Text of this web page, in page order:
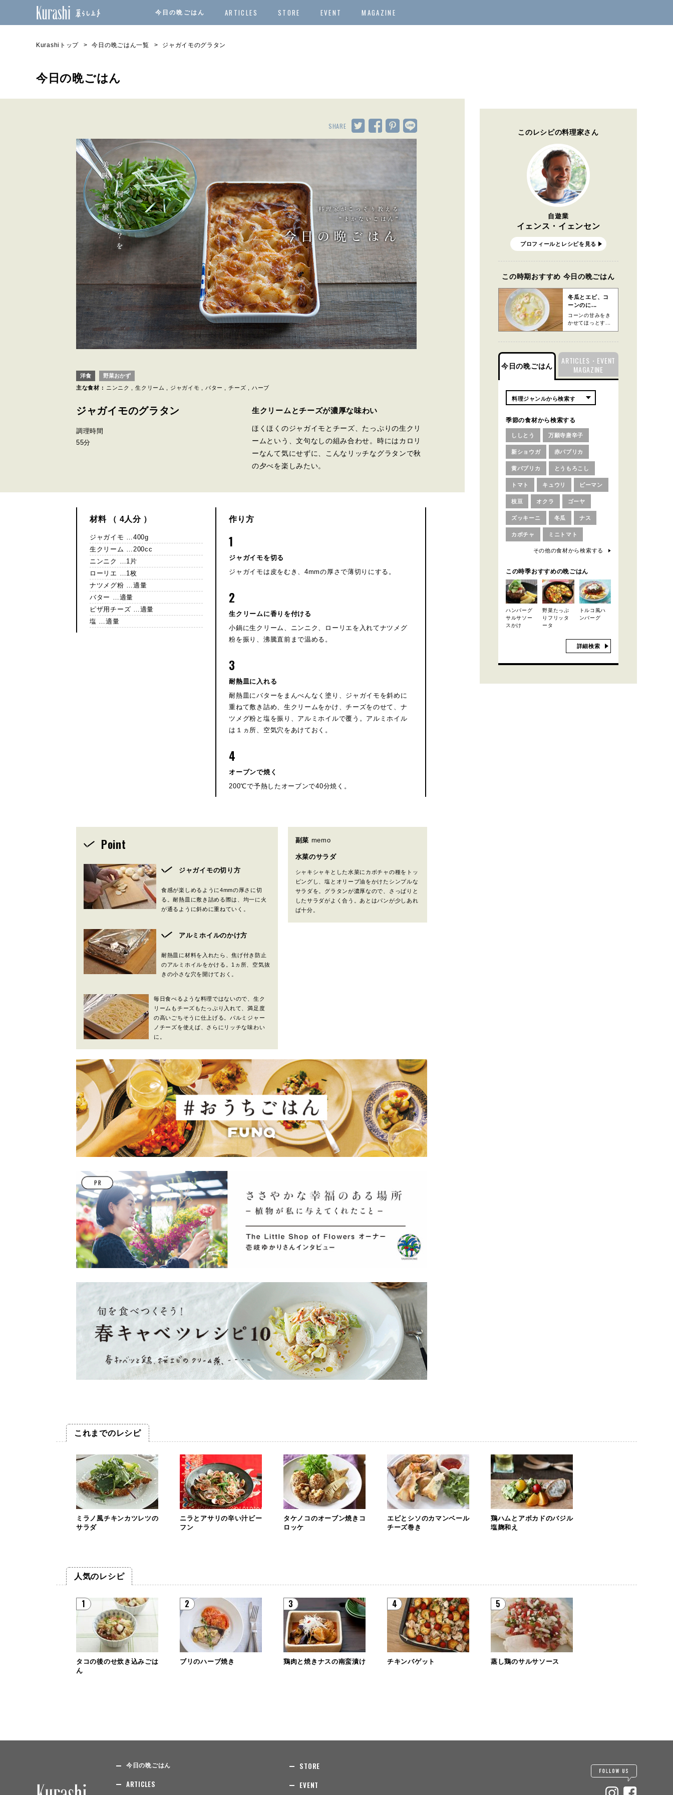
今日の晩ごはん ARTICLES STORE EVENT MAGAZINE
Kurashiトップ 今日の晩ごはん一覧 ジャガイモのグラタン
今日の晩ごはん
SHARE
洋食
野菜おかず
主な食材 :
ニンニク 生クリーム ジャガイモ バター チーズ ハーブ
ジャガイモのグラタン
調理時間
55分
生クリームとチーズが濃厚な味わい
ほくほくのジャガイモとチーズ、たっぷりの生クリ
ームという、文句なしの組み合わせ。時にはカロリ
ーなんて気にせずに、こんなリッチなグラタンで秋
の夕べを楽しみたい。
材料 （ 4人分 ）
ジャガイモ …400g
生クリーム …200cc
ニンニク …1片
ローリエ …1枚
ナツメグ粉 …適量
バター …適量
ピザ用チーズ …適量
塩 …適量
作り方
1
ジャガイモを切る
ジャガイモは皮をむき、4mmの厚さで薄切りにする。
2
生クリームに香りを付ける
小鍋に生クリーム、ニンニク、ローリエを入れてナツメグ
粉を振り、沸騰直前まで温める。
3
耐熱皿に入れる
耐熱皿にバターをまんべんなく塗り、ジャガイモを斜めに
重ねて敷き詰め、生クリームをかけ、チーズをのせて、ナ
ツメグ粉と塩を振り、アルミホイルで覆う。アルミホイル
は１ヵ所、空気穴をあけておく。
4
オーブンで焼く
200℃で予熱したオーブンで40分焼く。
Point
ジャガイモの切り方
食感が楽しめるように4mmの厚さに切
る。耐熱皿に敷き詰める際は、均一に火
が通るように斜めに重ねていく。
アルミホイルのかけ方
耐熱皿に材料を入れたら、焦げ付き防止
のアルミホイルをかける。1ヵ所、空気抜
きの小さな穴を開けておく。
毎日食べるような料理ではないので、生ク
リームもチーズもたっぷり入れて、満足度
の高いごちそうに仕上げる。パルミジャー
ノチーズを使えば、さらにリッチな味わい
に。
副菜 memo
水菜のサラダ
シャキシャキとした水菜にカボチャの種をトッ
ピングし、塩とオリーブ油をかけたシンプルな
サラダを。グラタンが濃厚なので、さっぱりと
したサラダがよく合う。あとはパンが少しあれ
ば十分。
このレシピの料理家さん
自遊業
イェンス・イェンセン
プロフィールとレシピを見る
この時期おすすめ 今日の晩ごはん
冬瓜とエビ、コ
ーンのに...
コーンの甘みをき
かせてほっとす...
今日の晩ごはん
ARTICLES・EVENT
MAGAZINE
季節の食材から検索する
ししとう 万願寺唐辛子
新ショウガ 赤パプリカ
黄パプリカ とうもろこし
トマト キュウリ ピーマン
枝豆 オクラ ゴーヤ
ズッキーニ 冬瓜 ナス
カボチャ ミニトマト
その他の食材から検索する
この時季おすすめの晩ごはん
ハンバーグ
サルサソー
スかけ
野菜たっぷ
りフリッタ
ータ
トルコ風ハ
ンバーグ
詳細検索
これまでのレシピ
ミラノ風チキンカツレツの
サラダ
ニラとアサリの辛い汁ビー
フン
タケノコのオーブン焼きコ
ロッケ
エビとシソのカマンベール
チーズ巻き
鶏ハムとアボカドのバジル
塩麹和え
人気のレシピ
1
タコの後のせ炊き込みごは
ん
2
ブリのハーブ焼き
3
鶏肉と焼きナスの南蛮漬け
4
チキンバゲット
5
蒸し鶏のサルサソース
今日の晩ごはん
ARTICLES
STORE
EVENT